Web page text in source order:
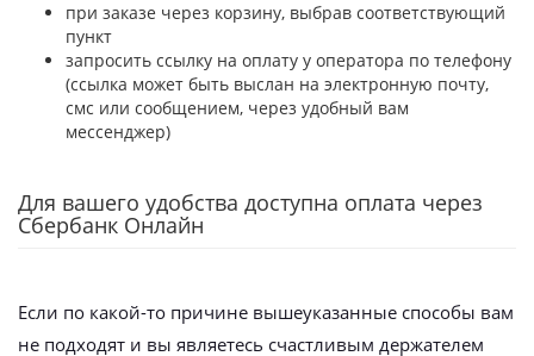
при заказе через корзину, выбрав соответствующий
пункт
запросить ссылку на оплату у оператора по телефону
(ссылка может быть выслан на электронную почту,
смс или сообщением, через удобный вам
мессенджер)
Для вашего удобства доступна оплата через
Сбербанк Онлайн
Если по какой-то причине вышеуказанные способы вам
не подходят и вы являетесь счастливым держателем